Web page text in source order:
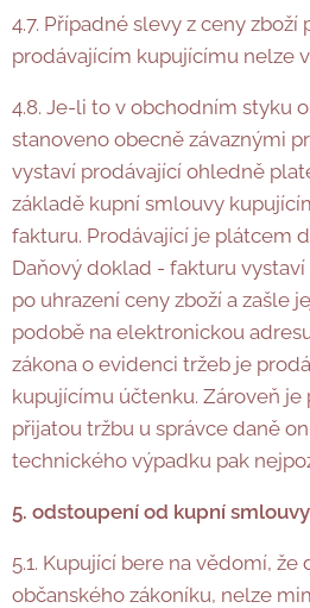
4.7. Případné slevy z ceny zboží
prodávajícím kupujícímu nelze
4.8. Je-li to v obchodním styku
stanoveno obecně závaznými
vystaví prodávající ohledně
základě kupní smlouvy
fakturu. Prodávající je plátcem
Daňový doklad - fakturu
po uhrazení ceny zboží a zašle
podobě na elektronickou
zákona o evidenci tržeb je
kupujícímu účtenku. Zároveň
přijatou tržbu u správce daně
technického výpadku pak
5. odstoupení od kupní smlouvy
5.1. Kupující bere na vědomí, že
občanského zákoníku, nelze